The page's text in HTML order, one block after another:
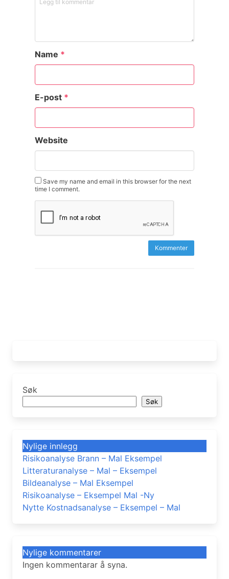
Name *
E-post *
Website
Save my name and email in this browser for the next
time I comment.
Søk
Søk
Nylige innlegg
Risikoanalyse Brann – Mal Eksempel
Litteraturanalyse – Mal – Eksempel
Bildeanalyse – Mal Eksempel
Risikoanalyse – Eksempel Mal -Ny
Nytte Kostnadsanalyse – Eksempel – Mal
Nylige kommentarer
Ingen kommentarar å syna.